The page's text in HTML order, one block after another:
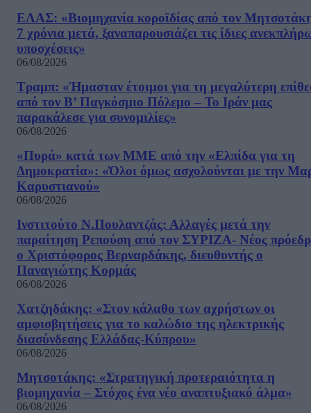
ΕΛΑΣ: «Βιομηχανία κοροϊδίας από τον
7 χρόνια μετά, ξαναπαρουσιάζει τις ίδιες
υποσχέσεις»
06/08/2026
Τραμπ: «Ήμασταν έτοιμοι για τη μεγαλύτερη
από τον Β’ Παγκόσμιο Πόλεμο – Το Ιράν μας
παρακάλεσε για συνομιλίες»
06/08/2026
«Πυρά» κατά των ΜΜΕ από την «Ελπίδα για τη
Δημοκρατία»: «Όλοι όμως ασχολούνται με την
Καρυστιανού»
06/08/2026
Ινστιτούτο Ν.Πουλαντζάς: Αλλαγές μετά την
παραίτηση Ρεπούση από τον ΣΥΡΙΖΑ- Νέος
ο Χριστόφορος Βερναρδάκης, διευθυντής ο
Παναγιώτης Κορμάς
06/08/2026
Χατζηδάκης: «Στον κάλαθο των αχρήστων οι
αμφισβητήσεις για το καλώδιο της ηλεκτρικής
διασύνδεσης Ελλάδας-Κύπρου»
06/08/2026
Μητσοτάκης: «Στρατηγική προτεραιότητα η
βιομηχανία – Στόχος ένα νέο αναπτυξιακό άλμα»
06/08/2026